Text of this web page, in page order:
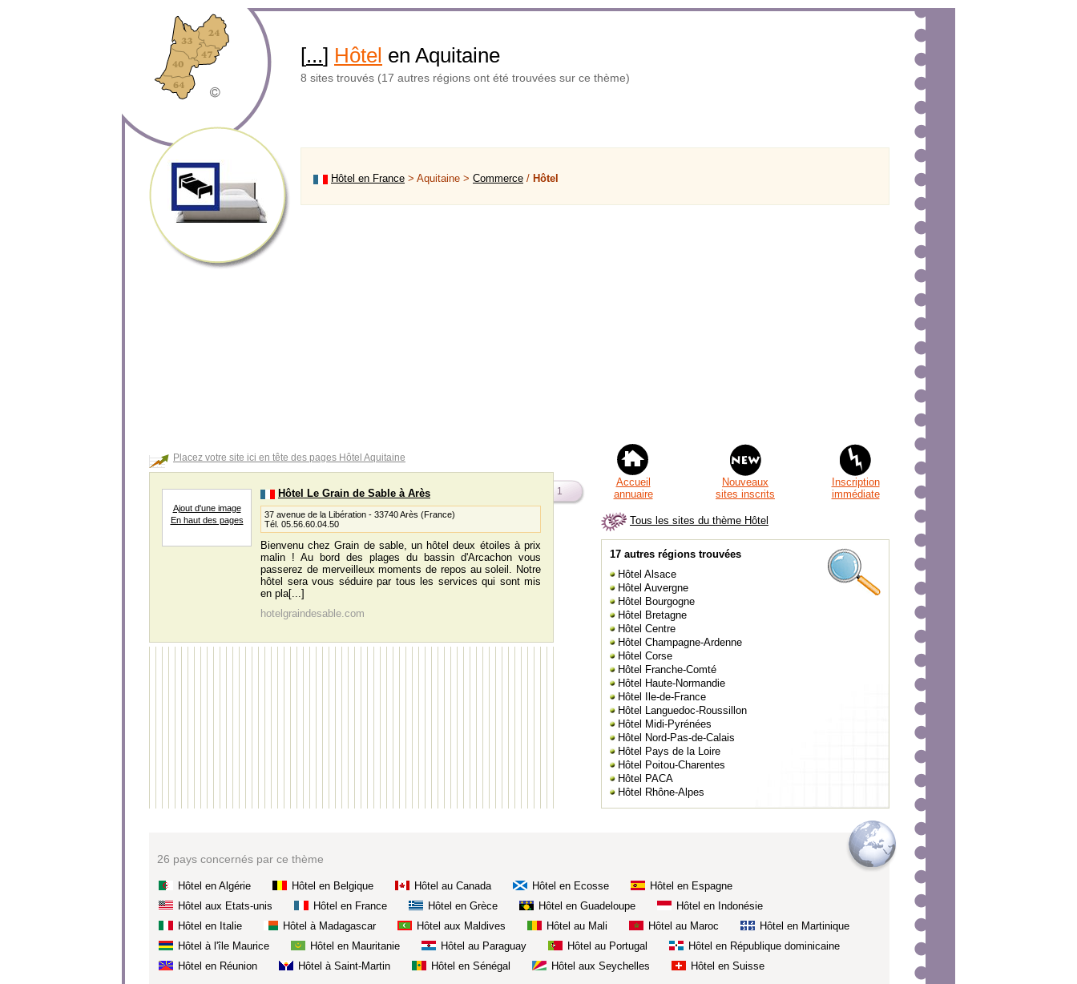
[...] Hôtel en Aquitaine
8 sites trouvés (17 autres régions ont été trouvées sur ce thème)
Hôtel en France > Aquitaine > Commerce / Hôtel
Placez votre site ici en tête des pages Hôtel Aquitaine
Ajout d'une image
En haut des pages
Hôtel Le Grain de Sable à Arès
37 avenue de la Libération - 33740 Arès (France)
Tél. 05.56.60.04.50
Bienvenu chez Grain de sable, un hôtel deux étoiles à prix
malin ! Au bord des plages du bassin d'Arcachon vous
passerez de merveilleux moments de repos au soleil. Notre
hôtel sera vous séduire par tous les services qui sont mis
en pla[...]
hotelgraindesable.com
1
Accueil
annuaire
Nouveaux
sites inscrits
Inscription
immédiate
Tous les sites du thème Hôtel
17 autres régions trouvées
Hôtel Alsace
Hôtel Auvergne
Hôtel Bourgogne
Hôtel Bretagne
Hôtel Centre
Hôtel Champagne-Ardenne
Hôtel Corse
Hôtel Franche-Comté
Hôtel Haute-Normandie
Hôtel Ile-de-France
Hôtel Languedoc-Roussillon
Hôtel Midi-Pyrénées
Hôtel Nord-Pas-de-Calais
Hôtel Pays de la Loire
Hôtel Poitou-Charentes
Hôtel PACA
Hôtel Rhône-Alpes
26 pays concernés par ce thème
Hôtel en Algérie Hôtel en Belgique Hôtel au Canada Hôtel en Ecosse
Hôtel en Espagne
Hôtel aux Etats-unis
Hôtel en France Hôtel en Grèce Hôtel en Guadeloupe
Hôtel en Indonésie
Hôtel en Italie
Hôtel à Madagascar Hôtel aux Maldives Hôtel au Mali Hôtel au Maroc
Hôtel en Martinique
Hôtel à l'île Maurice
Hôtel en Mauritanie Hôtel au Paraguay Hôtel au Portugal
Hôtel en République dominicaine
Hôtel en Réunion
Hôtel à Saint-Martin Hôtel en Sénégal Hôtel aux Seychelles Hôtel en Suisse